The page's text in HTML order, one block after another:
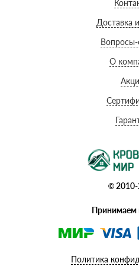
Доставка
Вопросы-
О
©
Принимаем
Политика